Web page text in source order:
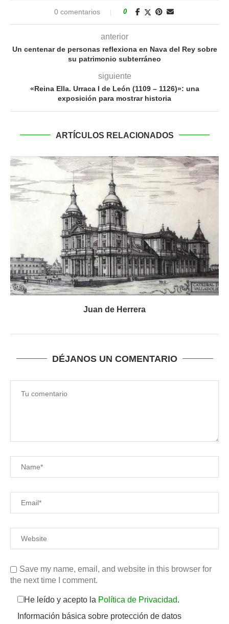
0 comentarios 0
anterior
Un centenar de personas reflexiona en Nava del Rey sobre
su patrimonio subterráneo
siguiente
«Reina Ella. Urraca I de León (1109 – 1126)»: una
exposición para mostrar historia
ARTÍCULOS RELACIONADOS
Juan de Herrera
DÉJANOS UN COMENTARIO
Save my name, email, and website in this browser for
the next time I comment.
He leído y acepto la Política de Privacidad.
Información básica sobre protección de datos